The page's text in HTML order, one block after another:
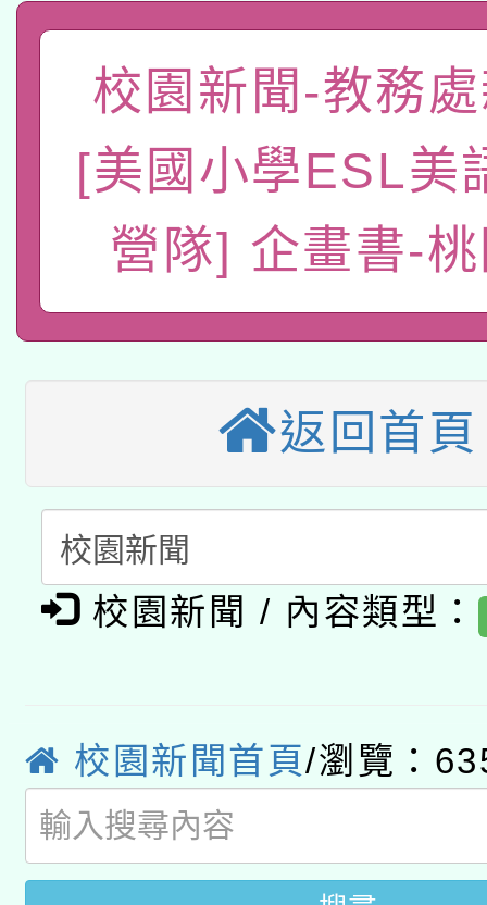
「數位內容與教學軟體
pilot」
有關大陸委員會函釋公
薪期間赴陸應申請許可
轉知經濟部水利署委託
業技術研究院辦理「
用水績優單位及節水達
動」
115年8月22日(星期六
桃園市孔廟祈福系列
開 智慧啟航」
2026年桃園地景藝術
本校115學年度第2次
本館辦理115年度閱讀
礎課程
A3數位素養講師名單
「數位內容與教學軟體
pilot」
有關大陸委員會函釋公
業技術研究院辦理「
用水績優單位及節水達
動」
115年8月22日(星期六
桃園市孔廟祈福系列
開 智慧啟航」
2026年桃園地景藝術
校園新聞-教務
[美國小學ESL美
營隊] 企畫書-
返回首頁
校園新聞 / 內容類型：
校園新聞首頁/瀏覽：